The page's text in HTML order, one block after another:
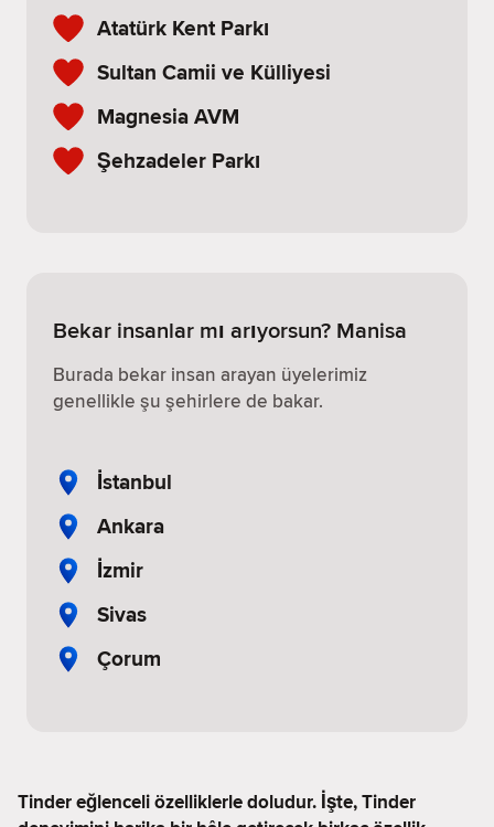
Atatürk Kent Parkı
Sultan Camii ve Külliyesi
Magnesia AVM
Şehzadeler Parkı
Bekar insanlar mı arıyorsun? Manisa
Burada bekar insan arayan üyelerimiz
genellikle şu şehirlere de bakar.
İstanbul
Ankara
İzmir
Sivas
Çorum
Tinder eğlenceli özelliklerle doludur. İşte, Tinder